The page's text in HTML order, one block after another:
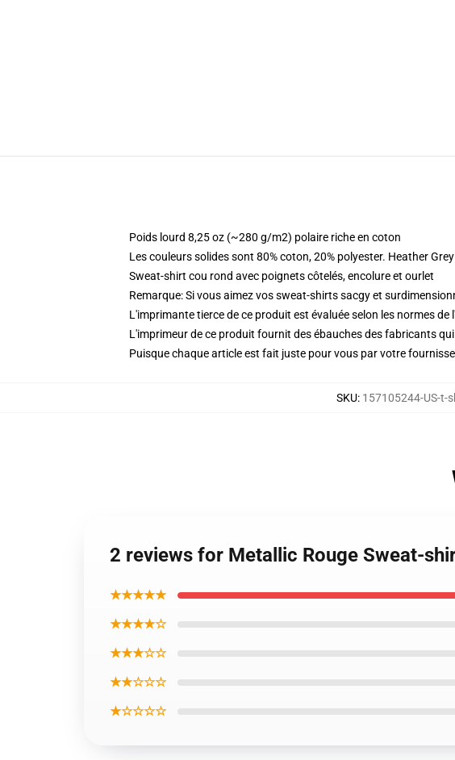
Poids lourd 8,25 oz (~280 g/m2) polaire riche en coton
Les couleurs solides sont 80% coton, 20% polyester. Heather
Sweat-shirt cou rond avec poignets côtelés, encolure et ourlet
Remarque: Si vous aimez vos sweat-shirts sacgy et
L'imprimante tierce de ce produit est évaluée selon les normes
L'imprimeur de ce produit fournit des ébauches des fabricants
Puisque chaque article est fait juste pour vous par votre
SKU: 157105244-US-t-
2 reviews for Metallic Rouge Sweat-
★★★★★
★★★★☆
★★★☆☆
★★☆☆☆
★☆☆☆☆